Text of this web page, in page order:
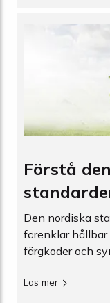
nödvändiga
Förstå
Den nordiska
förenklar
färgkoder och
Läs mer